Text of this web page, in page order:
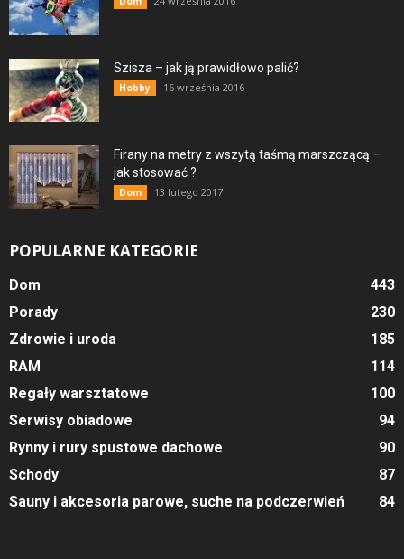
Szisza – jak ją prawidłowo palić?
Hobby 16 września 2016
Firany na metry z wszytą taśmą marszczącą –
jak stosować ?
Dom 13 lutego 2017
POPULARNE KATEGORIE
Dom
443
Porady
230
Zdrowie i uroda
185
RAM
114
Regały warsztatowe
100
Serwisy obiadowe
94
Rynny i rury spustowe dachowe
90
Schody
87
Sauny i akcesoria parowe, suche na podczerwień
84